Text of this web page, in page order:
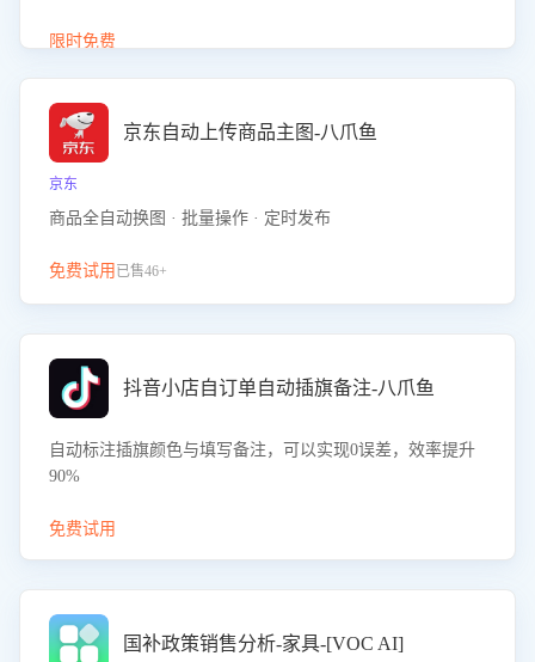
初始化时间，助力企业快速启动智能客服训练
限时免费
京东自动上传商品主图-八爪鱼
京东
商品全自动换图 · 批量操作 · 定时发布
免费试用 已售46+
抖音小店自订单自动插旗备注-八爪鱼
自动标注插旗颜色与填写备注，可以实现0误差，效率提升
90%
免费试用
国补政策销售分析-家具-[VOC AI]